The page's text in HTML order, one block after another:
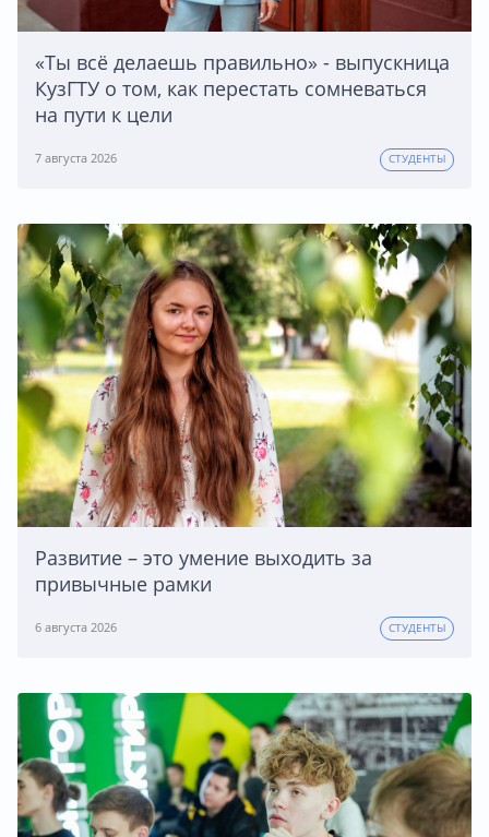
«Ты всё делаешь правильно» - выпускница
КузГТУ о том, как перестать сомневаться
на пути к цели
7 августа 2026 СТУДЕНТЫ
Развитие – это умение выходить за
привычные рамки
6 августа 2026 СТУДЕНТЫ